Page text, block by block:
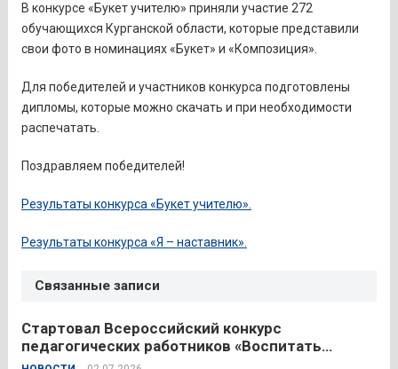
В конкурсе «Букет учителю» приняли участие 272
обучающихся Курганской области, которые представили
свои фото в номинациях «Букет» и «Композиция».
Для победителей и участников конкурса подготовлены
дипломы, которые можно скачать и при необходимости
распечатать.
Поздравляем победителей!
Результаты конкурса «Букет учителю».
Результаты конкурса «Я – наставник».
Связанные записи
Стартовал Всероссийский конкурс
педагогических работников «Воспитать
человека – 2026»